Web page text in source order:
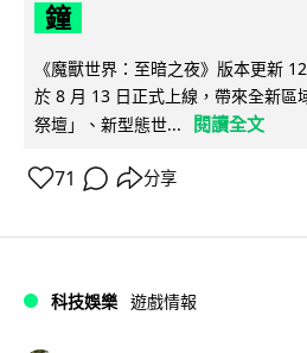
鐘
《魔獸世界：至暗之夜》版本更新
於 8 月 13 日正式上線，帶來全新區
祭壇」、新型態世...
閱讀全文
71 分享
科技娛樂 遊戲情報